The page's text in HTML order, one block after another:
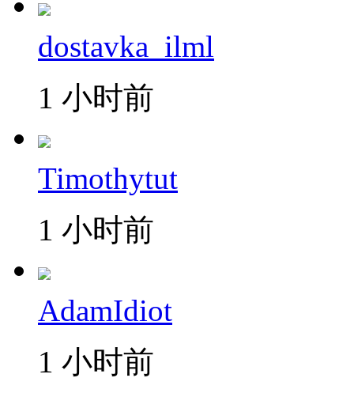
dostavka_ilml
1 小时前
Timothytut
1 小时前
AdamIdiot
1 小时前